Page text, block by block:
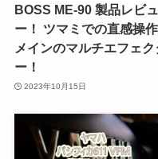
BOSS ME-90 製品レビュ
ー！ ツマミでの直感操
メインのマルチエフェク
ー！
2023年10月15日